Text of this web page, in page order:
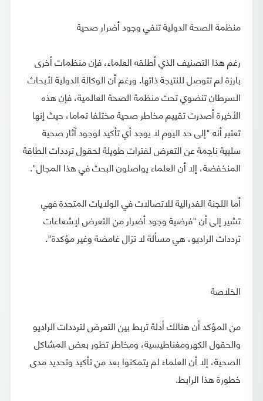
منظمة الصحة الدولية تنفي وجود أضرار صحية
رغم هذا التصنيف الذي أطلقه العلماء، فإن منظمات أخرى
بارزة لم تتوصل للنتيجة ذاتها. ورغم أن الوكالة الدولية لأبحاث
السرطان تنضوي تحت منظمة الصحة العالمية، فإن هذه
الأخيرة أصدرت تقييم مخاطر صحية مختلفا تماما، حيث إنها
تعتبر أنه "إلى حد اليوم لا يوجد أي تأكيد لوجود آثار صحية
سلبية ناجمة عن التعرض لفترات طويلة لحقول ترددات الطاقة
المنخفضة، إلا أن العلماء يواصلون البحث في هذا المجال".
أما اللجنة الفدرالية للاتصالات في الولايات المتحدة فهي
تشير إلى أن "فرضية وجود أضرار من التعرض لإشعاعات
ترددات الراديو، هي مسألة لا تزال غامضة وغير مؤكدة".
الخلاصة
من المؤكد أن هنالك أدلة تربط بين التعرض لترددات الراديو
والحقول الكهرومغناطيسية، ومخاطر تطور بعض المشاكل
الصحية، إلا أن العلماء لم يتمكنوا بعد من تأكيد وتحديد مدى
خطورة هذا الرابط.